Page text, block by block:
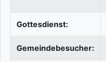
Gottesdienst:
Gemeindebesucher: